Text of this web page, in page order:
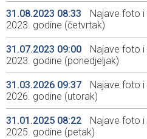
31.08.2023 08:33
Najave foto i
2023. godine (četvrtak)
31.07.2023 09:00
Najave foto i
2023. godine (ponedjeljak)
31.03.2026 09:37
Najave foto i
2026. godine (utorak)
31.01.2025 08:22
Najave foto i
2025. godine (petak)